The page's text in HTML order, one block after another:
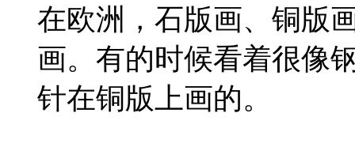
在欧洲，石版画、铜版
画。有的时候看着很像
针在铜版上画的。